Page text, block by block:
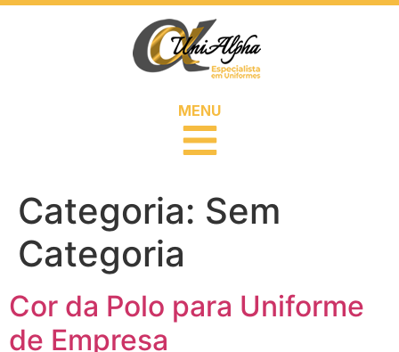
MENU
Categoria: Sem
Categoria
Cor da Polo para Uniforme
de Empresa